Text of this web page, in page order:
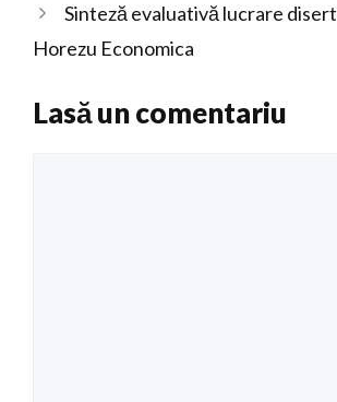
Sinteză evaluativă lucrare
Horezu Economica
Lasă un comentariu